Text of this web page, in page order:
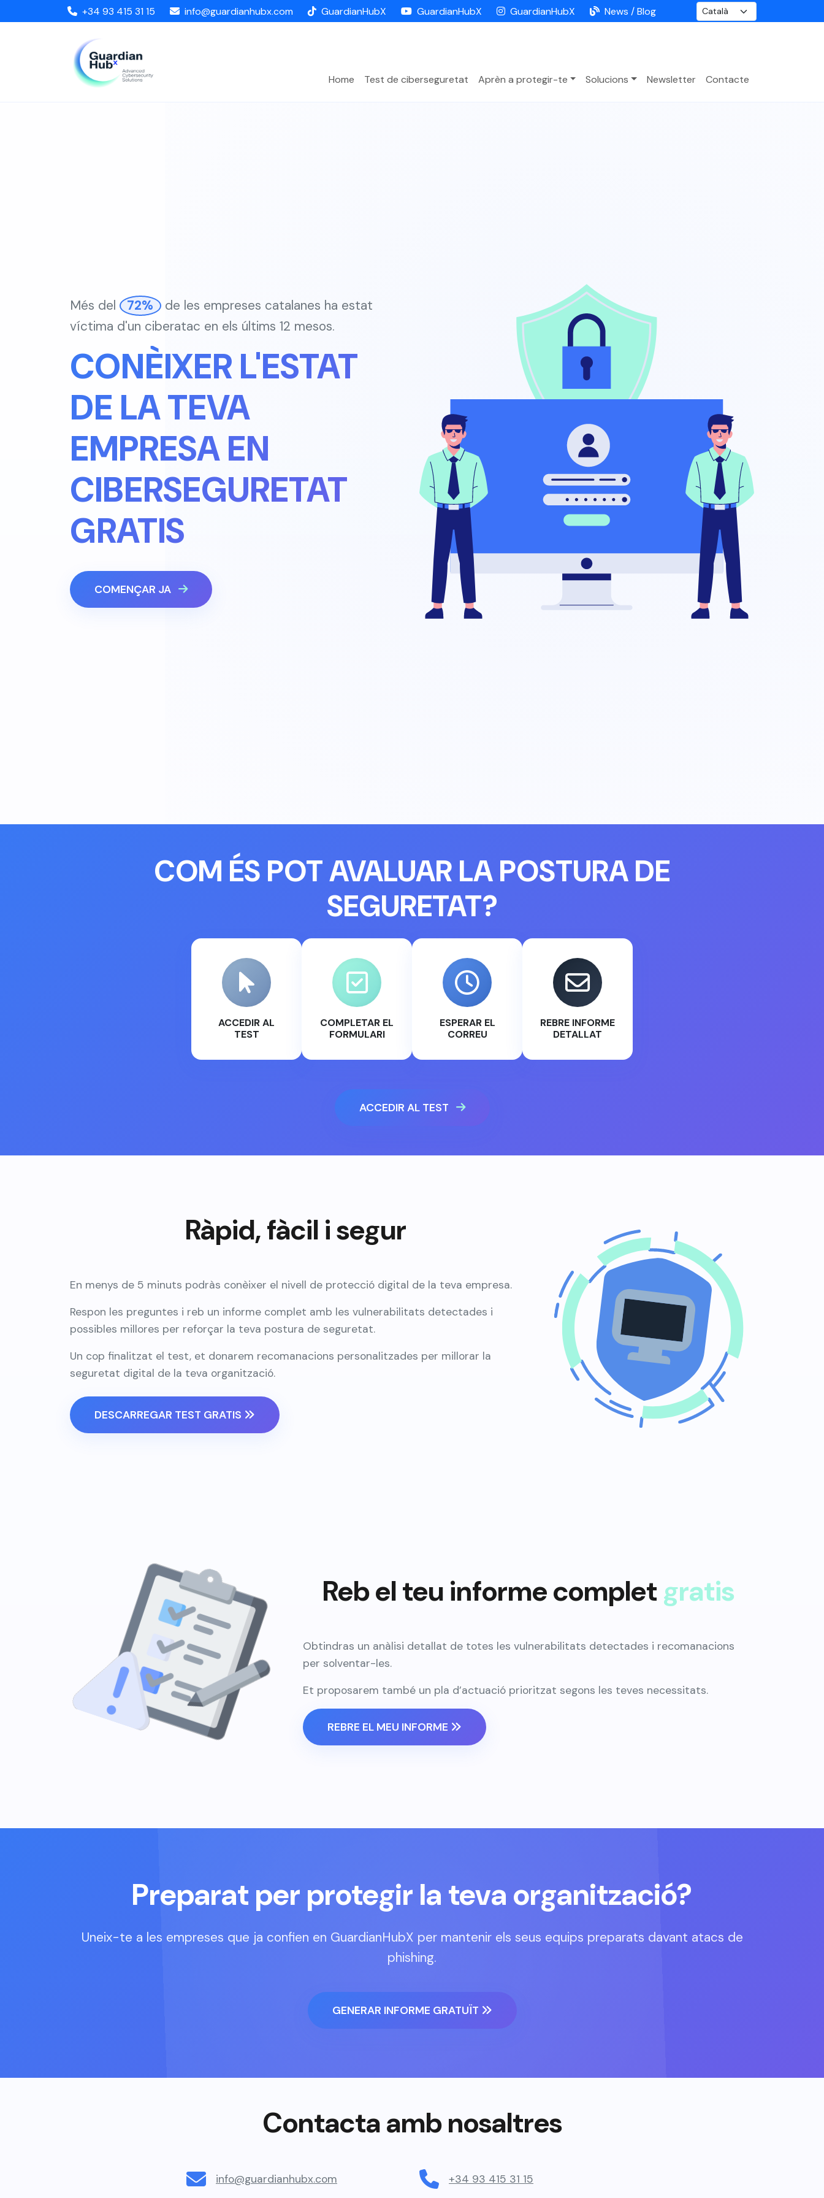
+34 93 415 31 15 info@guardianhubx.com GuardianHubX GuardianHubX GuardianHubX News / Blog
Home Test de ciberseguretat Aprèn a protegir-te Solucions Newsletter Contacte
Més del 72% de les empreses catalanes ha estat
víctima d'un ciberatac en els últims 12 mesos.
CONÈIXER L'ESTAT
DE LA TEVA
EMPRESA EN
CIBERSEGURETAT
GRATIS
COMENÇAR JA
COM ÉS POT AVALUAR LA POSTURA DE
SEGURETAT?
ACCEDIR AL
TEST
COMPLETAR EL
FORMULARI
ESPERAR EL
CORREU
REBRE INFORME
DETALLAT
ACCEDIR AL TEST
Ràpid, fàcil i segur
En menys de 5 minuts podràs conèixer el nivell de protecció digital de la teva empresa.
Respon les preguntes i reb un informe complet amb les vulnerabilitats detectades i
possibles millores per reforçar la teva postura de seguretat.
Un cop finalitzat el test, et donarem recomanacions personalitzades per millorar la
seguretat digital de la teva organització.
DESCARREGAR TEST GRATIS
Reb el teu informe complet gratis
Obtindras un anàlisi detallat de totes les vulnerabilitats detectades i recomanacions
per solventar-les.
Et proposarem també un pla d’actuació prioritzat segons les teves necessitats.
REBRE EL MEU INFORME
Preparat per protegir la teva organització?
Uneix-te a les empreses que ja confien en GuardianHubX per mantenir els seus equips preparats davant atacs de
phishing.
GENERAR INFORME GRATUÏT
Contacta amb nosaltres
info@guardianhubx.com +34 93 415 31 15